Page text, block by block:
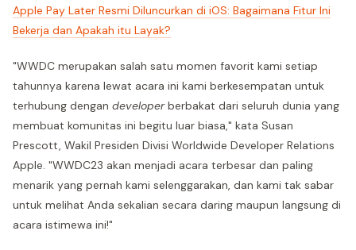
Apple Pay Later Resmi Diluncurkan di iOS: Bagaimana Fitur Ini
Bekerja dan Apakah itu Layak?
"WWDC merupakan salah satu momen favorit kami setiap
tahunnya karena lewat acara ini kami berkesempatan untuk
terhubung dengan developerberbakat dari seluruh dunia yang
membuat komunitas ini begitu luar biasa," kata Susan
Prescott, Wakil Presiden Divisi Worldwide Developer Relations
Apple. "WWDC23 akan menjadi acara terbesar dan paling
menarik yang pernah kami selenggarakan, dan kami tak sabar
untuk melihat Anda sekalian secara daring maupun langsung di
acara istimewa ini!"